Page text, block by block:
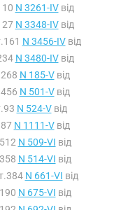
N 3261-IVвід
N 3348-IVвід
N 3456-IVвід
N 3480-IVвід
N 185-Vвід
N 501-Vвід
N 524-Vвід
N 1111-Vвід
N 509-VI від
N 514-VI від
N 661-VI від
N 675-VI від